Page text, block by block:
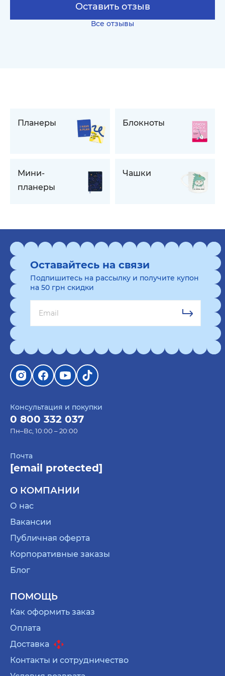
Все отзывы
Оставить отзыв
Планеры Блокноты
Мини-
планеры
Чашки
Консультация и покупки
0 800 332 037
Пн–Вс, 10:00 – 20:00
Почта
[email protected]
О КОМПАНИИ
О нас
Вакансии
Публичная оферта
Корпоративные заказы
Блог
ПОМОЩЬ
Как оформить заказ
Оплата
Доставка
Контакты и сотрудничество
Оставайтесь на связи
Подпишитесь на рассылку и получите купон
на 50 грн скидки